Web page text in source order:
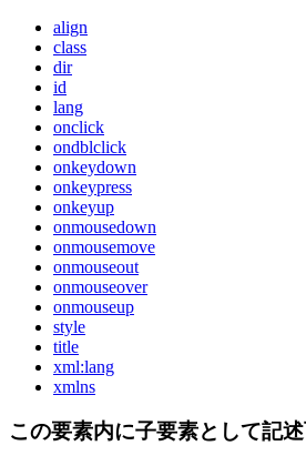
align
class
dir
id
lang
onclick
ondblclick
onkeydown
onkeypress
onkeyup
onmousedown
onmousemove
onmouseout
onmouseover
onmouseup
style
title
xml:lang
xmlns
この要素内に子要素として記